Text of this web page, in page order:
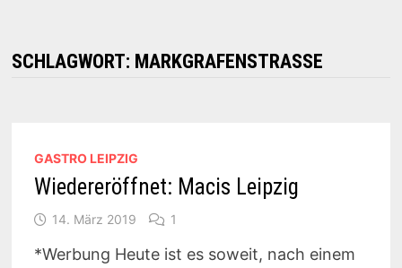
SCHLAGWORT: MARKGRAFENSTRASSE
GASTRO LEIPZIG
Wiedereröffnet: Macis Leipzig
14. März 2019 1
*Werbung Heute ist es soweit, nach einem